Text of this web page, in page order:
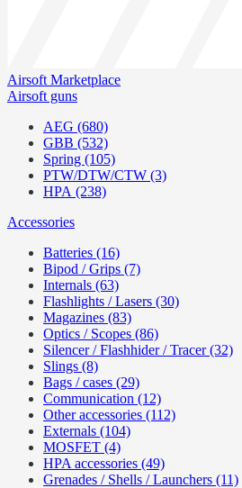
Airsoft Marketplace
Airsoft guns
AEG (680)
GBB (532)
Spring (105)
PTW/DTW/CTW (3)
HPA (238)
Accessories
Batteries (16)
Bipod / Grips (7)
Internals (63)
Flashlights / Lasers (30)
Magazines (83)
Optics / Scopes (86)
Silencer / Flashhider / Tracer (32)
Slings (8)
Bags / cases (29)
Communication (12)
Other accessories (112)
Externals (104)
MOSFET (4)
HPA accessories (49)
Grenades / Shells / Launchers (11)